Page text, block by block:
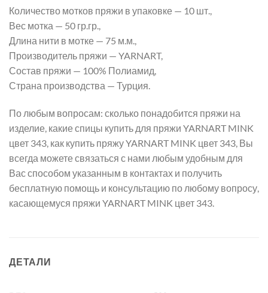
Количество мотков пряжи в упаковке — 10 шт.,
Вес мотка — 50 гр.гр.,
Длина нити в мотке — 75 м.м.,
Производитель пряжи — YARNART,
Состав пряжи — 100% Полиамид,
Страна производства — Турция.
По любым вопросам: сколько понадобится пряжи на
изделие, какие спицы купить для пряжи YARNART MINK
цвет 343, как купить пряжу YARNART MINK цвет 343, Вы
всегда можете связаться с нами любым удобным для
Вас способом указанным в контактах и получить
бесплатную помощь и консультацию по любому вопросу,
касающемуся пряжи YARNART MINK цвет 343.
ДЕТАЛИ